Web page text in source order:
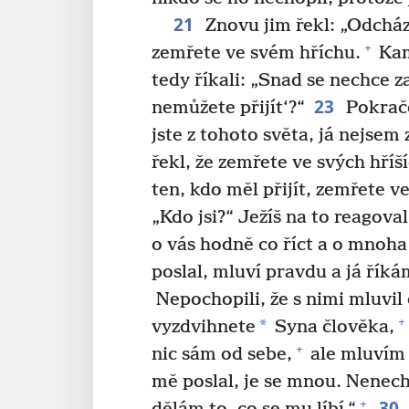
21
Znovu jim řekl:
zemřete ve svém hříchu. +
tedy říkali: „Snad se nechce
nemůžete přijít‘?“ 23
jste z tohoto světa, já nejsem
řekl, že zemřete ve svých
ten, kdo měl přijít, zemřete
„Kdo jsi?“ Ježíš na to
o vás hodně co říct a o
poslal, mluví pravdu a já
Nepochopili, že s nimi mluvil
vyzdvihnete * Syna člověka, +
nic sám od sebe, + ale
mě poslal, je se mnou.
+